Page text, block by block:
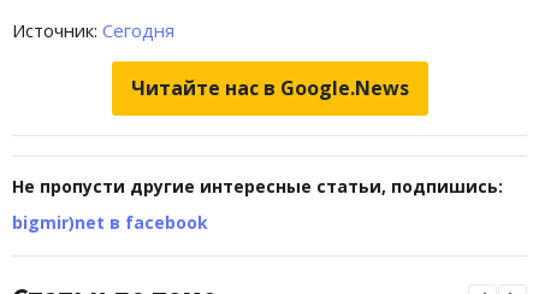
Источник: Сегодня
Читайте нас в Google.News
Не пропусти другие интересные статьи, подпишись:
bigmir)net в facebook